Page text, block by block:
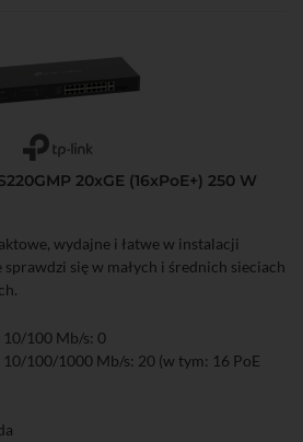
20xGE (16xPoE+) 250 W
wydajne i łatwe w instalacji
się w małych i średnich sieciach
100 Mb/s: 0
100/1000 Mb/s: 20 (w tym: 16 PoE